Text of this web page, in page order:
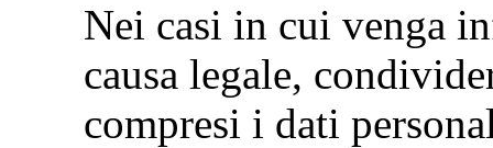
Nei casi in cui venga
causa legale,
compresi i dati